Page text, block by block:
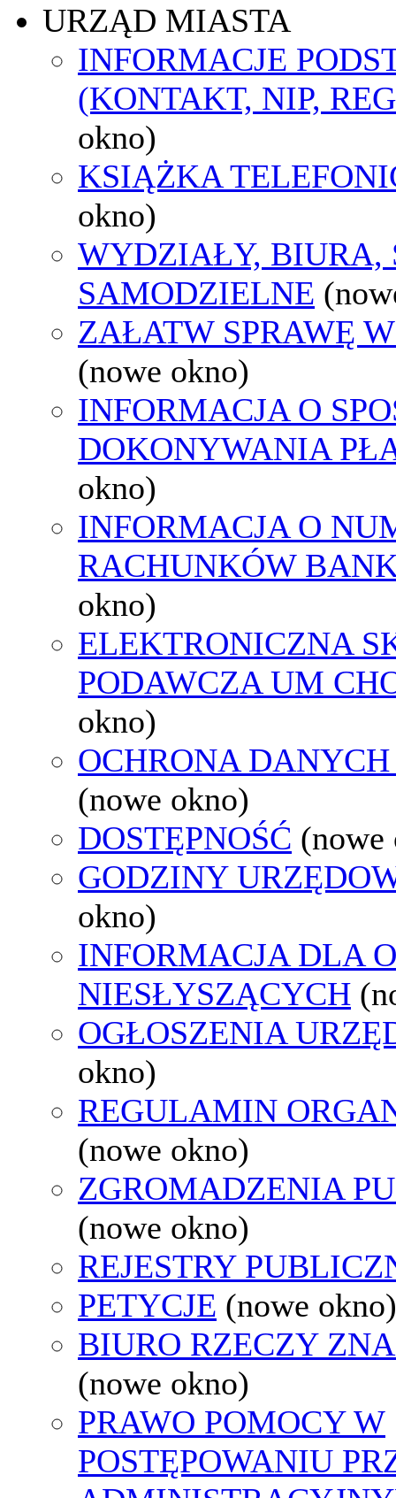
URZĄD MIASTA
INFORMACJE
(KONTAKT, NIP,
okno)
KSIĄŻKA
okno)
WYDZIAŁY, BIURA,
SAMODZIELNE
ZAŁATW SPRAWĘ
(nowe okno)
INFORMACJA O
DOKONYWANIA
okno)
INFORMACJA O
RACHUNKÓW
okno)
ELEKTRONICZNA
PODAWCZA UM
okno)
OCHRONA
(nowe okno)
DOSTĘPNOŚĆ (nowe
GODZINY
okno)
INFORMACJA DLA
NIESŁYSZĄCYCH
OGŁOSZENIA
okno)
REGULAMIN
(nowe okno)
ZGROMADZENIA
(nowe okno)
REJESTRY
PETYCJE (nowe okno)
BIURO RZECZY
(nowe okno)
PRAWO POMOCY W
POSTĘPOWANIU